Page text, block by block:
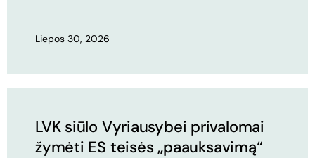
Liepos 30, 2026
LVK siūlo Vyriausybei privalomai
žymėti ES teisės „paauksavimą“